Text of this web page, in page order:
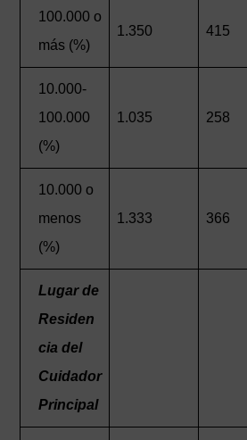
100.000 o
más (%)
1.350 415
10.000-
100.000
(%)
1.035 258
10.000 o
menos
(%)
1.333 366
Lugar de
Residen
cia del
Cuidador
Principal